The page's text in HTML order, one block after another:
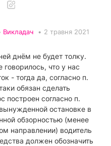
Викладач • 2 травня 2021
днём не будет толку.
что у нас
- тогда да, согласно п.
обязан сделать
построен согласно п.
остановке в
обзорностью (менее
направлении) водитель
должен обозначить